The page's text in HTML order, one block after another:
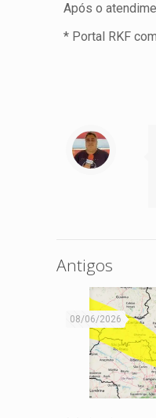
Após o
* Portal RKF
Antigos
08/06/2026